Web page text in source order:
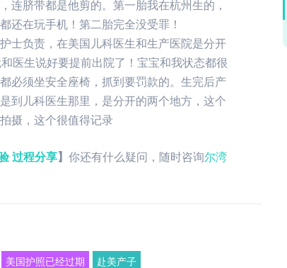
连脐带都是他剪的。第一胎我在杭州生的，
还在玩手机！第二胎完全没受罪！
士负责，在美国儿科医生和生产医院是分开
医生说好要提前出院了！宝宝和我状态都很
必须坐安全座椅，抓到要罚款的。生完后产
到儿科医生那里，是分开的两个地方，这个
摄，这个很值得记录
过程分享】 你还有什么疑问，随时咨询尔湾
美国护照已经过期 赴美产子